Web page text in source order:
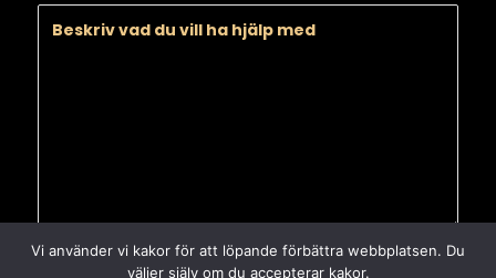
Vi använder vi kakor för att löpande förbättra webbplatsen. Du
väljer själv om du accepterar kakor.